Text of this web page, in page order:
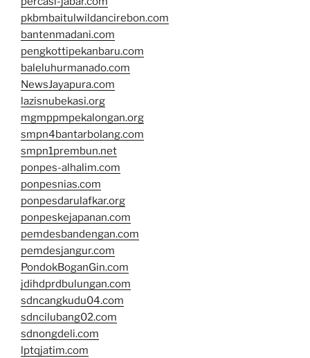
pkbmbaitulwildancirebon.com
bantenmadani.com
pengkottipekanbaru.com
baleluhurmanado.com
NewsJayapura.com
lazisnubekasi.org
mgmppmpekalongan.org
smpn4bantarbolang.com
smpn1prembun.net
ponpes-alhalim.com
ponpesnias.com
ponpesdarulafkar.org
ponpeskejapanan.com
pemdesbandengan.com
pemdesjangur.com
PondokBoganGin.com
jdihdprdbulungan.com
sdncangkudu04.com
sdncilubang02.com
sdnongdeli.com
lptqjatim.com